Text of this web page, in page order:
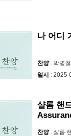
나 어디
찬양: 박병
일시 : 2025-
샬롬 핸
찬양: 샬롬